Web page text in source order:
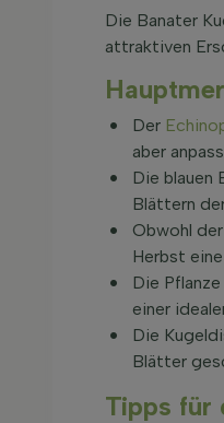
Die Banater
attraktiven
Der
aber
Die blauen
Blättern
Obwohl
Herbst
Die
einer
Die
Blätter
Tipps für